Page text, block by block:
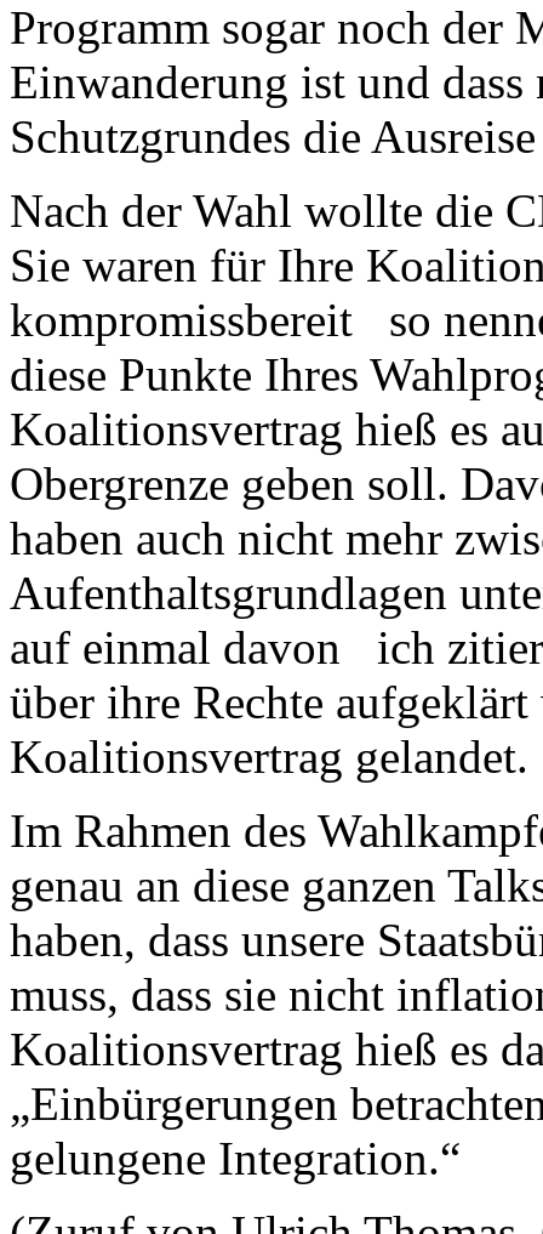
Programm sogar noch der
Einwanderung ist und
Schutzgrundes die
Nach der Wahl wollte die
Sie waren für Ihre
kompromissbereit so
diese Punkte Ihres
Koalitionsvertrag hieß es
Obergrenze geben soll.
haben auch nicht mehr
Aufenthaltsgrundlagen
auf einmal davon ich
über ihre Rechte
Koalitionsvertrag gelandet.
Im Rahmen des
genau an diese ganzen
haben, dass unsere
muss, dass sie nicht
Koalitionsvertrag hieß es
„Einbürgerungen
gelungene Integration.“